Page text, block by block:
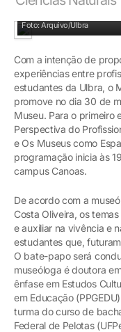
Foto: Arquivo/Ulbra
Com a intenção de
experiências entre
estudantes da Ulbra, o
promove no dia 30 de
Museu. Para o primeiro
Perspectiva do
e Os Museus como
programação inicia às
campus Canoas.
De acordo com a
Costa Oliveira, os
e auxiliar na vivência e
estudantes que,
O bate-papo será
museóloga é doutora
ênfase em Estudos
em Educação
turma do curso de
Federal de Pelotas